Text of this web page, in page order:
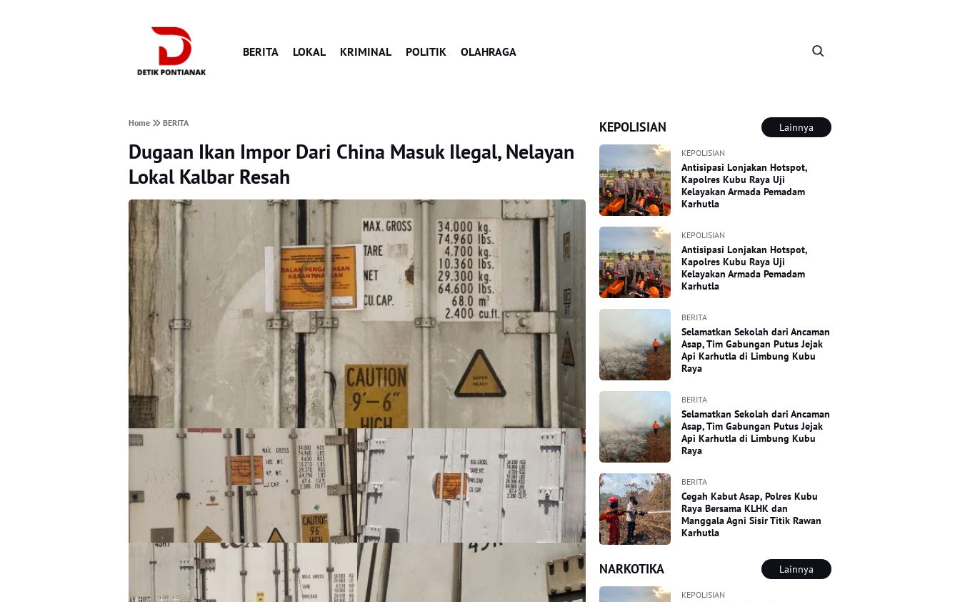
BERITA LOKAL KRIMINAL POLITIK OLAHRAGA
Home BERITA
Dugaan Ikan Impor Dari China Masuk Ilegal, Nelayan
Lokal Kalbar Resah
KEPOLISIAN Lainnya
KEPOLISIAN
Antisipasi Lonjakan Hotspot,
Kapolres Kubu Raya Uji
Kelayakan Armada Pemadam
Karhutla
KEPOLISIAN
Antisipasi Lonjakan Hotspot,
Kapolres Kubu Raya Uji
Kelayakan Armada Pemadam
Karhutla
BERITA
Selamatkan Sekolah dari Ancaman
Asap, Tim Gabungan Putus Jejak
Api Karhutla di Limbung Kubu
Raya
BERITA
Selamatkan Sekolah dari Ancaman
Asap, Tim Gabungan Putus Jejak
Api Karhutla di Limbung Kubu
Raya
BERITA
Cegah Kabut Asap, Polres Kubu
Raya Bersama KLHK dan
Manggala Agni Sisir Titik Rawan
Karhutla
NARKOTIKA Lainnya
KEPOLISIAN